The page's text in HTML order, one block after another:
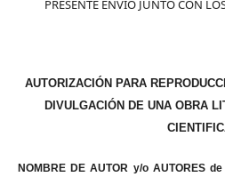
PRESENTE ENVIO JUNTO CON
AUTORIZACIÓN PARA
DIVULGACIÓN DE UNA OBRA
NOMBRE DE AUTOR y/o AUTORES